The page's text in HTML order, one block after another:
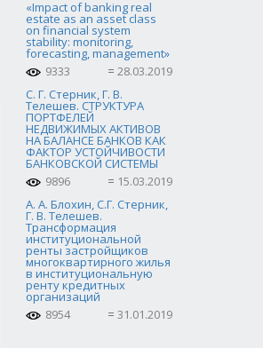
«Impact of banking real
estate as an asset class
on financial system
stability: monitoring,
forecasting, management»
9333
28.03.2019
С. Г. Стерник, Г. В.
Телешев. СТРУКТУРА
ПОРТФЕЛЕЙ
НЕДВИЖИМЫХ АКТИВОВ
НА БАЛАНСЕ БАНКОВ КАК
ФАКТОР УСТОЙЧИВОСТИ
БАНКОВСКОЙ СИСТЕМЫ
9896
15.03.2019
А. А. Блохин, С.Г. Стерник,
Г. В. Телешев.
Трансформация
институциональной
ренты застройщиков
многоквартирного жилья
в институциональную
ренту кредитных
организаций
8954
31.01.2019